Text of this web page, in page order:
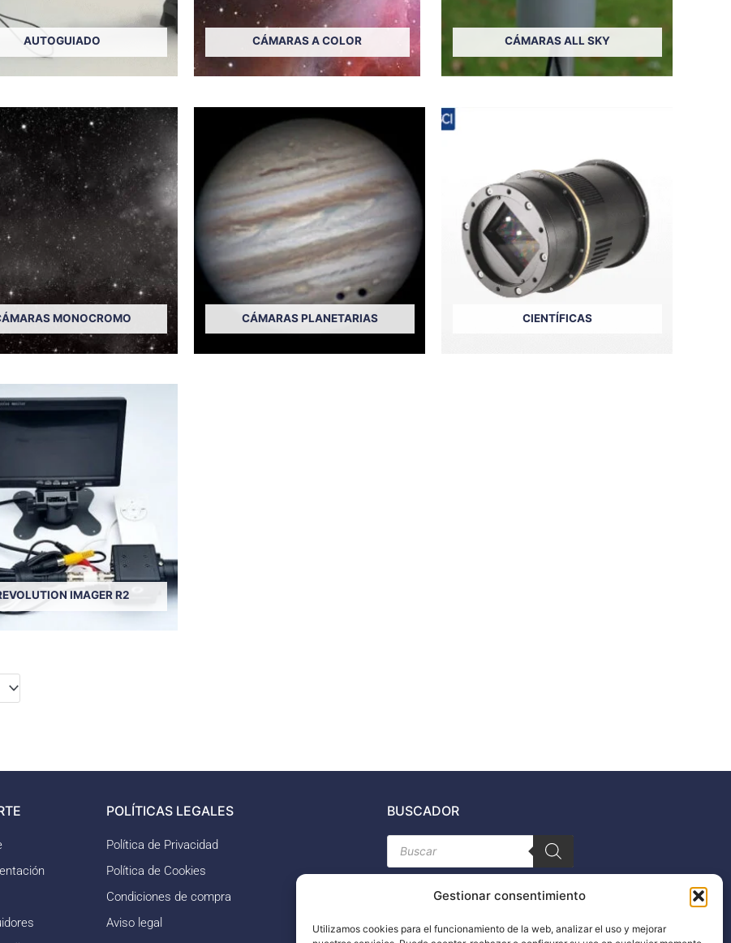
Gestionar consentimiento
Utilizamos cookies para el funcionamiento de la web, analizar el uso y mejorar
AUTOGUIADO CÁMARAS A COLOR CÁMARAS ALL SKY
MONOCROMO CÁMARAS PLANETARIAS CIENTÍFICAS
IMAGER R2
POLÍTICAS LEGALES
Política de Privacidad
Política de Cookies
Condiciones de compra
Aviso legal
BUSCADOR
Búsqueda
de
productos